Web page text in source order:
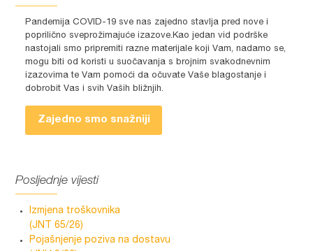
Pandemija COVID-19 sve nas zajedno stavlja pred nove i
poprilično sveprožimajuće izazove.Kao jedan vid podrške
nastojali smo pripremiti razne materijale koji Vam, nadamo se,
mogu biti od koristi u suočavanja s brojnim svakodnevnim
izazovima te Vam pomoći da očuvate Vaše blagostanje i
dobrobit Vas i svih Vaših bližnjih.
Zajedno smo snažniji
Posljednje vijesti
Izmjena troškovnika
(JNT 65/26)
Pojašnjenje poziva na dostavu